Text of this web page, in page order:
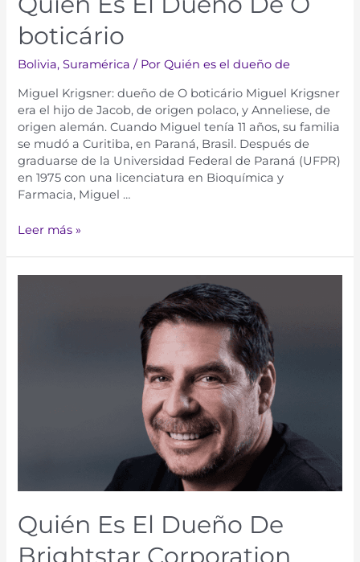
boticário
Bolivia,Suramérica​​ / PorQuién es el dueño de
Miguel Krigsner: dueño de O boticário Miguel Krigsner
era el hijo de Jacob, de origen polaco, y Anneliese, de
origen alemán. Cuando Miguel tenía 11 años, su familia
se mudó a Curitiba, en Paraná, Brasil. Después de
graduarse de la Universidad Federal de Paraná (UFPR)
en 1975 con una licenciatura en Bioquímica y
Farmacia, Miguel …
Leer más »
Quién Es El Dueño De
Brightstar Corporation